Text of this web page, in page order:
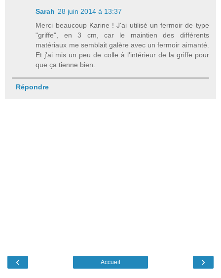
Sarah 28 juin 2014 à 13:37
Merci beaucoup Karine ! J'ai utilisé un fermoir de type
"griffe", en 3 cm, car le maintien des différents
matériaux me semblait galère avec un fermoir aimanté.
Et j'ai mis un peu de colle à l'intérieur de la griffe pour
que ça tienne bien.
Répondre
‹ ›
Accueil